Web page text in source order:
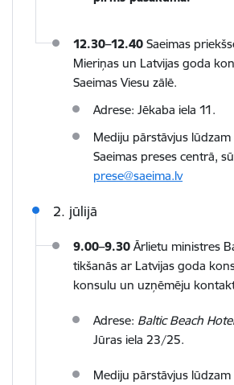
12.30–12.40 Saeimas
Mieriņas un Latvijas goda
Saeimas Viesu zālē.
Adrese: Jēkaba iela 11.
Mediju pārstāvjus lūdzam
Saeimas preses centrā,
prese@saeima.lv
2. jūlijā
9.00–9.30 Ārlietu ministres
tikšanās ar Latvijas goda
konsulu un uzņēmēju
Adrese: Baltic Beach
Jūras iela 23/25.
Mediju pārstāvjus